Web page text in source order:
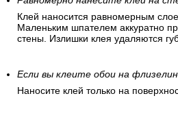
Клей наносится равномерным
Маленьким шпателем аккуратно
стены. Излишки клея удаляются
Если вы клеите обои на
Наносите клей только на